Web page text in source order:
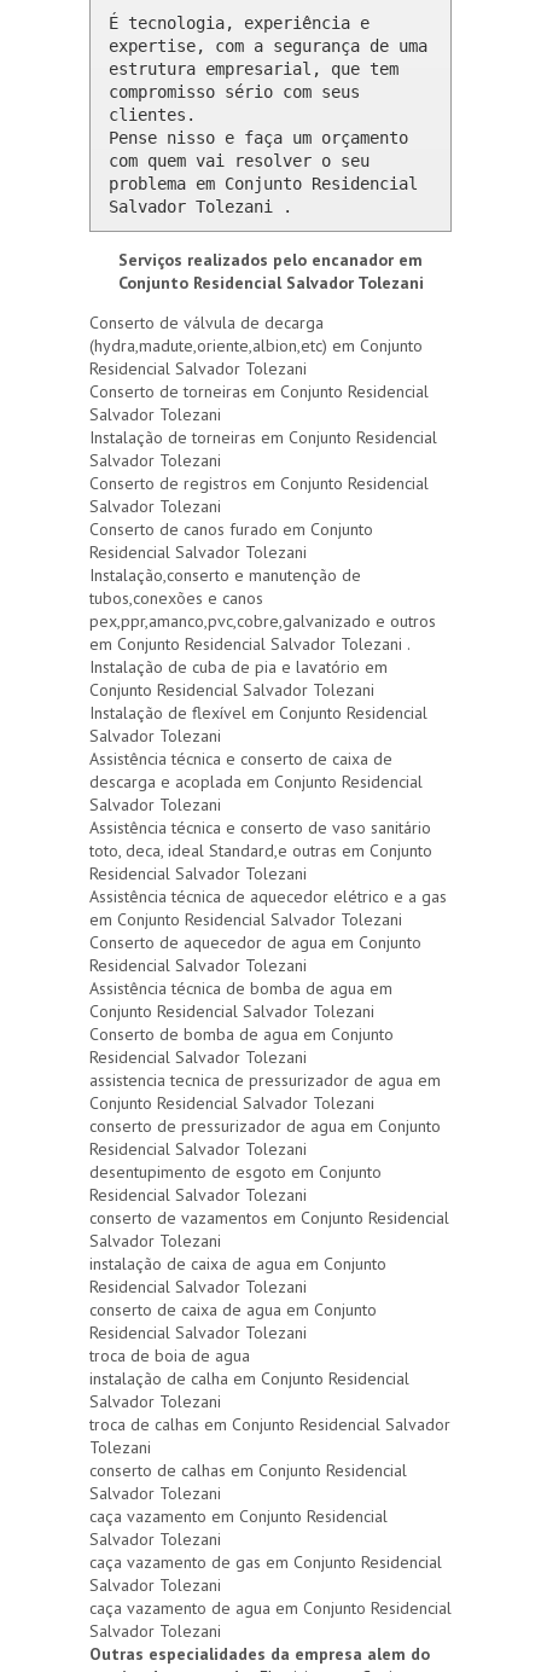
É tecnologia, experiência e
expertise, com a segurança de uma
estrutura empresarial, que tem
compromisso sério com seus
clientes.
Pense nisso e faça um orçamento
com quem vai resolver o seu
problema em Conjunto Residencial
Salvador Tolezani .
Serviços realizados pelo encanador em
Conjunto Residencial Salvador Tolezani
Conserto de válvula de decarga
(hydra,madute,oriente,albion,etc) em Conjunto
Residencial Salvador Tolezani
Conserto de torneiras em Conjunto Residencial
Salvador Tolezani
Instalação de torneiras em Conjunto Residencial
Salvador Tolezani
Conserto de registros em Conjunto Residencial
Salvador Tolezani
Conserto de canos furado em Conjunto
Residencial Salvador Tolezani
Instalação,conserto e manutenção de
tubos,conexões e canos
pex,ppr,amanco,pvc,cobre,galvanizado e outros
em Conjunto Residencial Salvador Tolezani .
Instalação de cuba de pia e lavatório em
Conjunto Residencial Salvador Tolezani
Instalação de flexível em Conjunto Residencial
Salvador Tolezani
Assistência técnica e conserto de caixa de
descarga e acoplada em Conjunto Residencial
Salvador Tolezani
Assistência técnica e conserto de vaso sanitário
toto, deca, ideal Standard,e outras em Conjunto
Residencial Salvador Tolezani
Assistência técnica de aquecedor elétrico e a gas
em Conjunto Residencial Salvador Tolezani
Conserto de aquecedor de agua em Conjunto
Residencial Salvador Tolezani
Assistência técnica de bomba de agua em
Conjunto Residencial Salvador Tolezani
Conserto de bomba de agua em Conjunto
Residencial Salvador Tolezani
assistencia tecnica de pressurizador de agua em
Conjunto Residencial Salvador Tolezani
conserto de pressurizador de agua em Conjunto
Residencial Salvador Tolezani
desentupimento de esgoto em Conjunto
Residencial Salvador Tolezani
conserto de vazamentos em Conjunto Residencial
Salvador Tolezani
instalação de caixa de agua em Conjunto
Residencial Salvador Tolezani
conserto de caixa de agua em Conjunto
Residencial Salvador Tolezani
troca de boia de agua
instalação de calha em Conjunto Residencial
Salvador Tolezani
troca de calhas em Conjunto Residencial Salvador
Tolezani
conserto de calhas em Conjunto Residencial
Salvador Tolezani
caça vazamento em Conjunto Residencial
Salvador Tolezani
caça vazamento de gas em Conjunto Residencial
Salvador Tolezani
caça vazamento de agua em Conjunto Residencial
Salvador Tolezani
Outras especialidades da empresa alem do